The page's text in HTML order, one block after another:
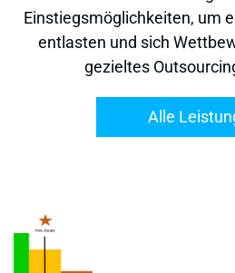
Einstiegsmöglichkeiten, um
entlasten und sich
gezieltes
Alle